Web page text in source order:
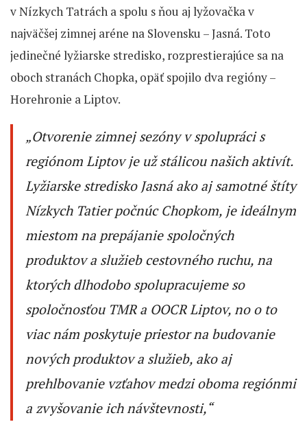
v Nízkych Tatrách a spolu s ňou aj lyžovačka v
najväčšej zimnej aréne na Slovensku – Jasná. Toto
jedinečné lyžiarske stredisko, rozprestierajúce sa na
oboch stranách Chopka, opäť spojilo dva regióny –
Horehronie a Liptov.
„Otvorenie zimnej sezóny v spolupráci s
regiónom Liptov je už stálicou našich aktivít.
Lyžiarske stredisko Jasná ako aj samotné štíty
Nízkych Tatier počnúc Chopkom, je ideálnym
miestom na prepájanie spoločných
produktov a služieb cestovného ruchu, na
ktorých dlhodobo spolupracujeme so
spoločnosťou TMR a OOCR Liptov, no o to
viac nám poskytuje priestor na budovanie
nových produktov a služieb, ako aj
prehlbovanie vzťahov medzi oboma regiónmi
a zvyšovanie ich návštevnosti,“